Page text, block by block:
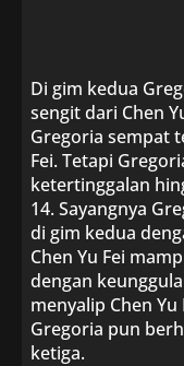
Di gim kedua
sengit dari Chen
Gregoria sempat
Fei. Tetapi
ketertinggalan
14. Sayangnya
di gim kedua
Chen Yu Fei
dengan
menyalip Chen
Gregoria pun
ketiga.